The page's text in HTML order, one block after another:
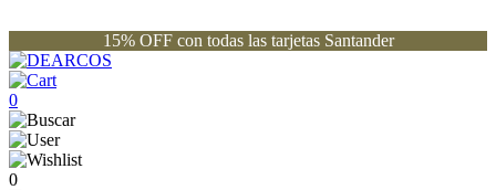
15% OFF con todas las tarjetas Santander
0
0